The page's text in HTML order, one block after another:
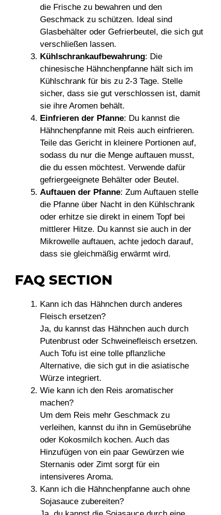
die Frische zu bewahren und den
Geschmack zu schützen. Ideal sind
Glasbehälter oder Gefrierbeutel, die sich gut
verschließen lassen.
Kühlschrankaufbewahrung: Die
chinesische Hähnchenpfanne hält sich im
Kühlschrank für bis zu 2-3 Tage. Stelle
sicher, dass sie gut verschlossen ist, damit
sie ihre Aromen behält.
Einfrieren der Pfanne: Du kannst die
Hähnchenpfanne mit Reis auch einfrieren.
Teile das Gericht in kleinere Portionen auf,
sodass du nur die Menge auftauen musst,
die du essen möchtest. Verwende dafür
gefriergeeignete Behälter oder Beutel.
Auftauen der Pfanne: Zum Auftauen stelle
die Pfanne über Nacht in den Kühlschrank
oder erhitze sie direkt in einem Topf bei
mittlerer Hitze. Du kannst sie auch in der
Mikrowelle auftauen, achte jedoch darauf,
dass sie gleichmäßig erwärmt wird.
FAQ SECTION
Kann ich das Hähnchen durch anderes
Fleisch ersetzen?
Ja, du kannst das Hähnchen auch durch
Putenbrust oder Schweinefleisch ersetzen.
Auch Tofu ist eine tolle pflanzliche
Alternative, die sich gut in die asiatische
Würze integriert.
Wie kann ich den Reis aromatischer
machen?
Um dem Reis mehr Geschmack zu
verleihen, kannst du ihn in Gemüsebrühe
oder Kokosmilch kochen. Auch das
Hinzufügen von ein paar Gewürzen wie
Sternanis oder Zimt sorgt für ein
intensiveres Aroma.
Kann ich die Hähnchenpfanne auch ohne
Sojasauce zubereiten?